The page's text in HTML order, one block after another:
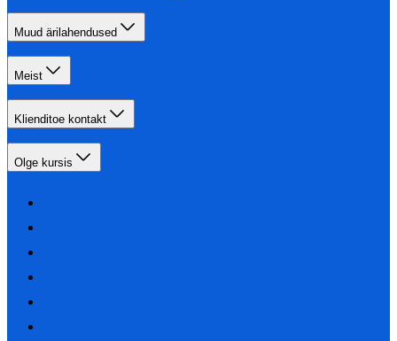
Muud ärilahendused
Meist
Klienditoe kontakt
Olge kursis